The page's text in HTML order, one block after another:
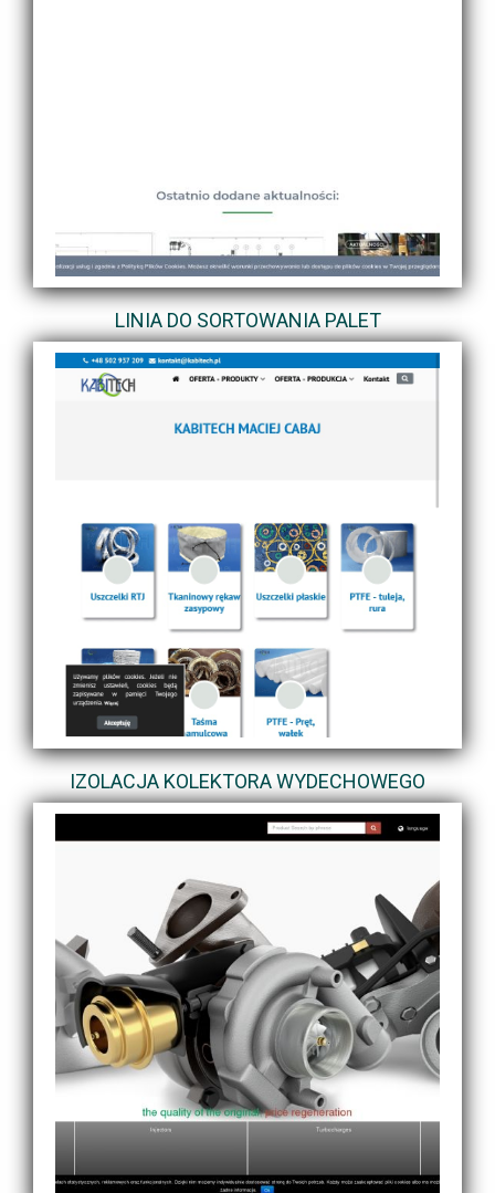
LINIA DO SORTOWANIA PALET
IZOLACJA KOLEKTORA WYDECHOWEGO